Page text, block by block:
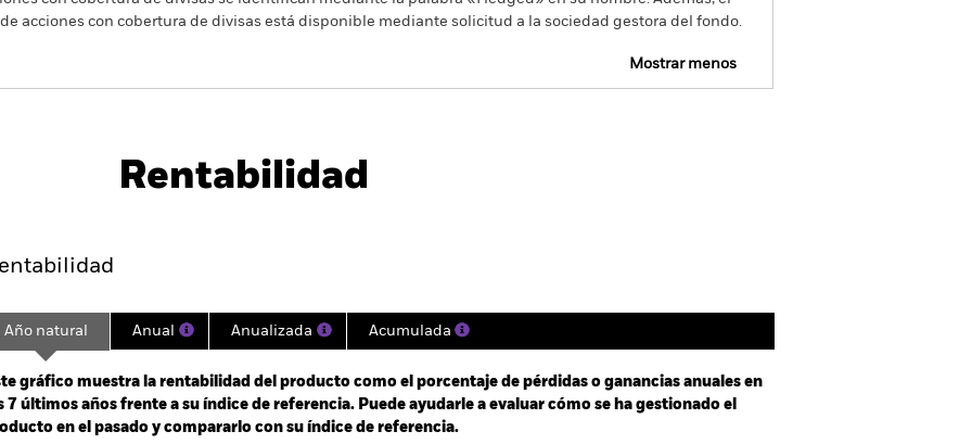
acciones con cobertura de divisas está disponible mediante solicitud a la sociedad gestora del fondo.
Mostrar menos
Datos clave Gestores del fondo
Rentabilidad
2018-05-01 00:00:00 to 2026-06-30 00:00:00.
-12 to 24.
Año natural Anual Anualizada Acumulada
gráfico muestra la rentabilidad del producto como el porcentaje de pérdidas o ganancias anuales en
7 últimos años frente a su índice de referencia. Puede ayudarle a evaluar cómo se ha gestionado el
en el pasado y compararlo con su índice de referencia.